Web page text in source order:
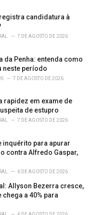
candidatura à
7 DE AGOSTO DE 2026
da Penha: entenda como
neste período
7 DE AGOSTO DE 2026
rapidez em exame de
de estupro
7 DE AGOSTO DE 2026
inquérito para apurar
contra Alfredo Gaspar,
6 DE AGOSTO DE 2026
Allyson Bezerra cresce,
a 40% para